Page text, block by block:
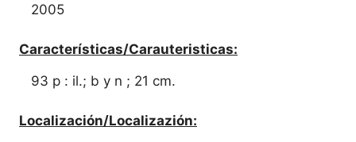
2005
Características/Carauteristicas:
93 p : il.; b y n ; 21 cm.
Localización/Localizazión: